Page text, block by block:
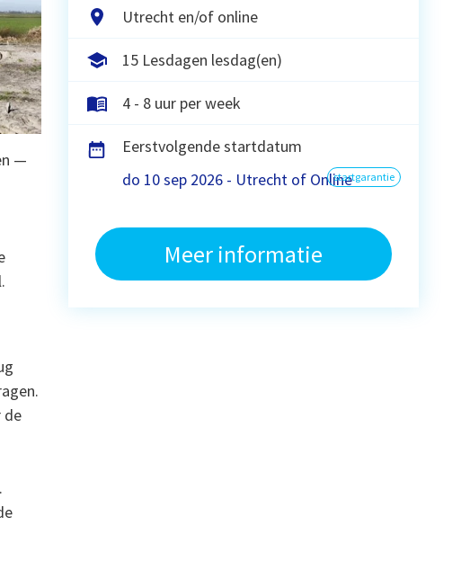
—
de
Utrecht en/of online
15 Lesdagen lesdag(en)
4 - 8 uur per week
Eerstvolgende startdatum
do 10 sep 2026 - Utrecht of Onlinestartgarantie
Meer informatie